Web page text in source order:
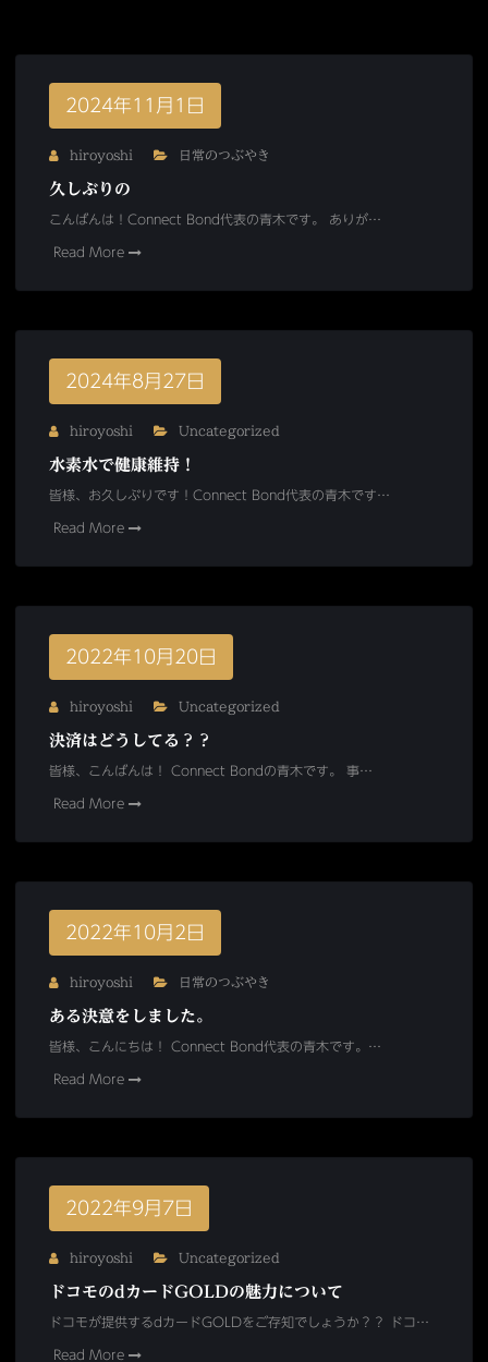
2024年11月1日
hiroyoshi 日常のつぶやき
久しぶりの
こんばんは！Connect Bond代表の青木です。 ありが…
Read More
2024年8月27日
hiroyoshi Uncategorized
水素水で健康維持！
皆様、お久しぶりです！Connect Bond代表の青木です…
Read More
2022年10月20日
hiroyoshi Uncategorized
決済はどうしてる？？
皆様、こんばんは！ Connect Bondの青木です。 事…
Read More
2022年10月2日
hiroyoshi 日常のつぶやき
ある決意をしました。
皆様、こんにちは！ Connect Bond代表の青木です。…
Read More
2022年9月7日
hiroyoshi Uncategorized
ドコモのdカードGOLDの魅力について
ドコモが提供するdカードGOLDをご存知でしょうか？？ ドコ…
Read More